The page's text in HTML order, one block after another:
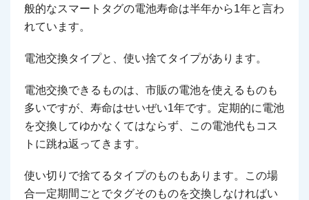
般的なスマートタグの電池寿命は半年から1年と言わ
れています。
電池交換タイプと、使い捨てタイプがあります。
電池交換できるものは、市販の電池を使えるものも
多いですが、寿命はせいぜい1年です。定期的に電池
を交換してゆかなくてはならず、この電池代もコス
トに跳ね返ってきます。
使い切りで捨てるタイプのものもあります。この場
合一定期間ごとでタグそのものを交換しなければい